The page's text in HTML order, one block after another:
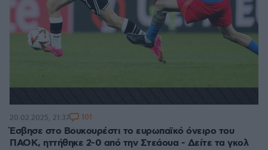
Έσβησε στο Βουκουρέστι το ευρωπαϊκό όνειρο του
ΠΑΟΚ, ηττήθηκε 2-0 από την Στεάουα - Δείτε τα γκολ
20.02.2025, 21:37 101